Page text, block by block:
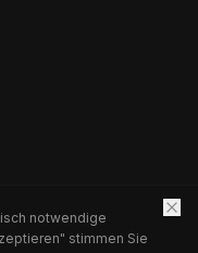
notwendige
stimmen Sie